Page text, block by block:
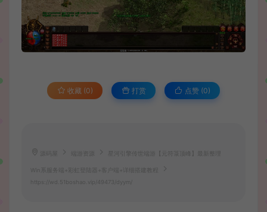
收藏 (0) 打赏 点赞 (0)
端游资源 星河引擎传世端游【元符箓顶峰】最新整理
Win系服务端+彩虹登陆器+客户端+详细搭建教程
https://wd.51boshao.vip/49473/dyym/